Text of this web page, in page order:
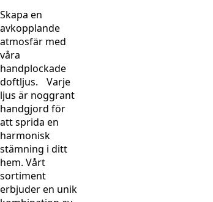
Skapa en
avkopplande
atmosfär med
våra
handplockade
doftljus. Varje
ljus är noggrant
handgjord för
att sprida en
harmonisk
stämning i ditt
hem. Vårt
sortiment
erbjuder en unik